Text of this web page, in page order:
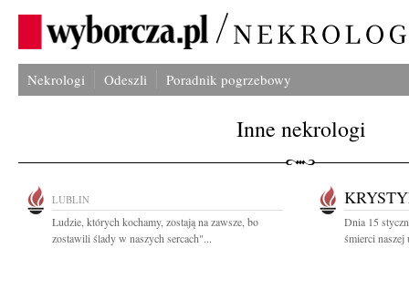
Nekrologi Odeszli Poradnik pogrzebowy
Inne nekrologi
LUBLIN
Ludzie, których kochamy, zostają na zawsze, bo
zostawili ślady w naszych sercach"...
Dnia 15
śmierci